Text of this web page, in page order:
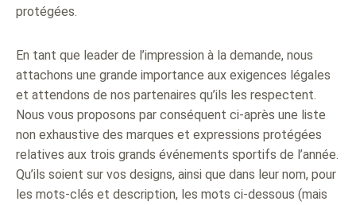
protégées.
En tant que leader de l’impression à la demande, nous
attachons une grande importance aux exigences légales
et attendons de nos partenaires qu’ils les respectent.
Nous vous proposons par conséquent ci-après une liste
non exhaustive des marques et expressions protégées
relatives aux trois grands événements sportifs de l’année.
Qu’ils soient sur vos designs, ainsi que dans leur nom, pour
les mots-clés et description, les mots ci-dessous (mais